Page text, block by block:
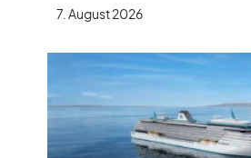
7. August 2026